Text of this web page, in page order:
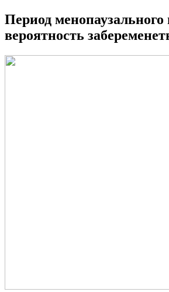
Период менопаузального
вероятность